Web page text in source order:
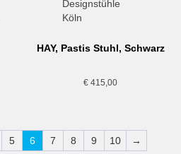
HAY, Pastis Stuhl, Schwarz
€ 415,00
5 6 7 8 9 10 →